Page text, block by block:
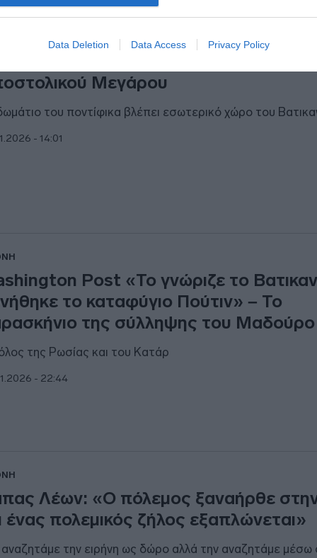
Data Deletion Data Access Privacy Policy
Μεγάρου
του ποντίφικα βλέπει εσωτερικό χώρο του
- 14:01
Post «Το γνώριζε το
το καταφύγιο Πούτιν» – Το
της σύλληψης του Μαδούρο
της Ρωσίας και του Κατάρ
- 22:44
Λέων: «Ο πόλεμος ξαναήρθε
ένας πολεμικός ζήλος εξαπλώνεται»
την ειρήνη ως δώρο αλλά την αναζητάμε μέσω